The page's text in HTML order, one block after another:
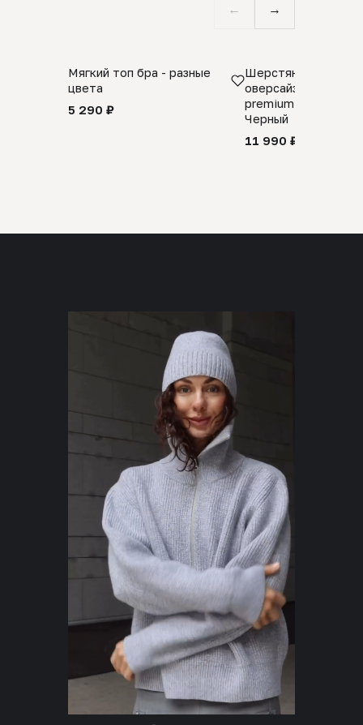
← →
Мягкий топ бра - разные
цвета
5 290 ₽
Шерстяной свитер
оверсайз 100%
premium merino
Черный
11 990 ₽